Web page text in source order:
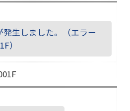
発生しました。（エラー
）